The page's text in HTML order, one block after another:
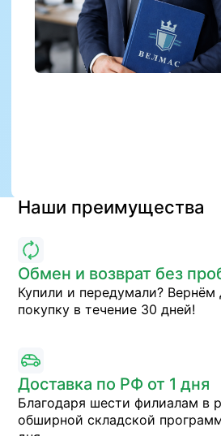
Наши преимущества
Обмен и возврат без
Купили и передумали?
покупку в течение 30 дней!
Доставка по РФ от 1 дня
Благодаря шести филиалам в
обширной складской